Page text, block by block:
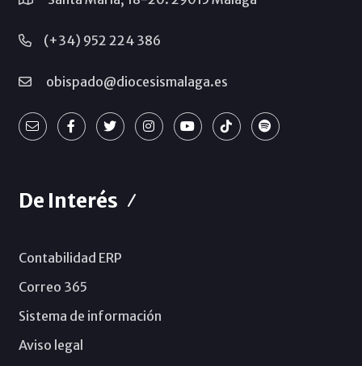
(+34) 952 224 386
obispado@diocesismalaga.es
De Interés
Contabilidad ERP
Correo 365
Sistema de información
Aviso legal